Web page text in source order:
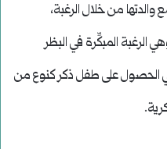
والدتها من خلال الرغبة،
الرغبة المبكِّرة في البظر
في الحصول على طفل ذكر كنوع من